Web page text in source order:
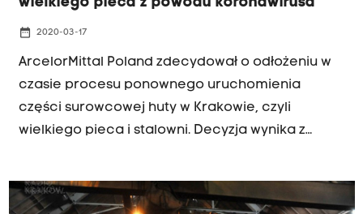
date_range 2020-03-17
ArcelorMittal Poland zdecydował o odłożeniu w
czasie procesu ponownego uruchomienia
części surowcowej huty w Krakowie, czyli
wielkiego pieca i stalowni. Decyzja wynika z
krakowskiej huty została tymczasowo